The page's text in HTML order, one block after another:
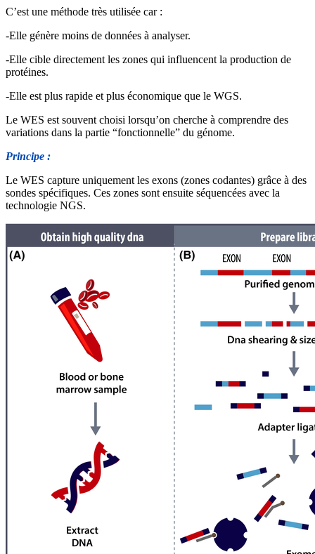
C’est une méthode très utilisée car :
-Elle génère moins de données à analyser.
-Elle cible directement les zones qui influencent la production de
protéines.
-Elle est plus rapide et plus économique que le WGS.
Le WES est souvent choisi lorsqu’on cherche à comprendre des
variations dans la partie “fonctionnelle” du génome.
Principe :
Le WES capture uniquement les exons (zones codantes) grâce à des
sondes spécifiques. Ces zones sont ensuite séquencées avec la
technologie NGS.